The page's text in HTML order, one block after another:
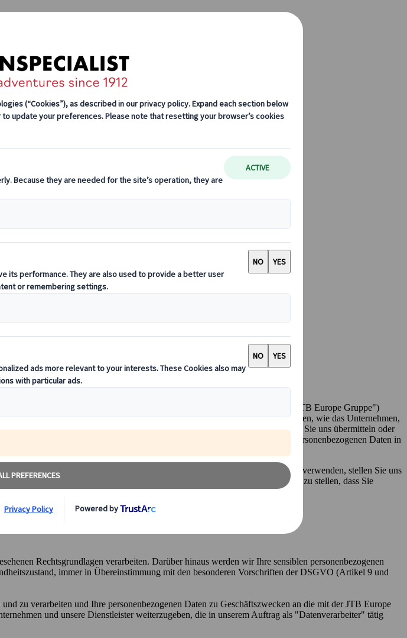
LTD ("Gesellschaft") und ihre Tochtergesellschaften (zusammen die "JTB Europe Gruppe")
(die "Datenschutzrichtlinie") soll Sie daher darüber informieren, wie das Unternehmen,
fungiert, und die JTB Europe Gruppe Ihre persönlichen Daten, die Sie uns übermitteln oder
verarbeiten, die wir von Dritten erhalten haben. Wir verarbeiten diese personenbezogenen Daten in
der Allgemeinen Datenschutzverordnung Nr. 2016/679 (die "DSGVO").
personenbezogenen Daten wie in dieser Datenschutzerklärung beschrieben verwenden, stellen Sie uns
möglicherweise nicht in der Lage sind, Ihnen unsere Dienste zur Verfügung zu stellen, dass Sie
und dass Ihr Kundenerlebnis beeinträchtigt sein kann.
dpo@jtb-europe.com.
Rechtsgrundlagen verarbeiten. Darüber hinaus werden wir Ihre sensiblen personenbezogenen
immer in Übereinstimmung mit den besonderen Vorschriften der DSGVO (Artikel 9 und
zu verarbeiten und Ihre personenbezogenen Daten zu Geschäftszwecken an die mit der JTB Europe
und unsere Dienstleister weiterzugeben, die in unserem Auftrag als "Datenverarbeiter" tätig